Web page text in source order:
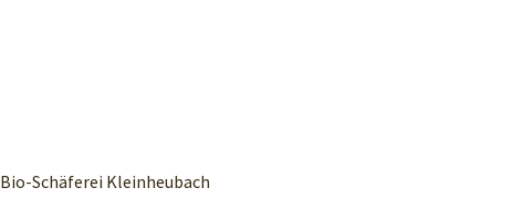
Bio-Schäferei Kleinheubach